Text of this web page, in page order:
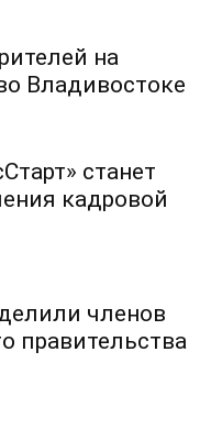
на
Владивостоке
станет
кадровой
членов
правительства